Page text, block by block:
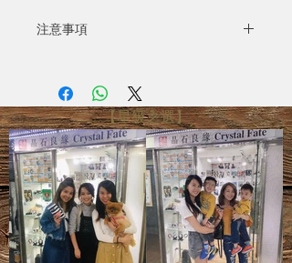
注意事項
電腦螢幕設定不同，可能會有微色差
- 圖片只供參考，尺寸可能有所偏差，
一切以實際出貨物品為準
- 天然礦寶石有天然石紋、雲霧、雜
質、礦痕、冰紋等等，皆為正常現象
【星級之選】